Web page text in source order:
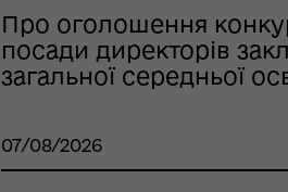
Про оголошення
посади директорів
загальної середньої
07/08/2026